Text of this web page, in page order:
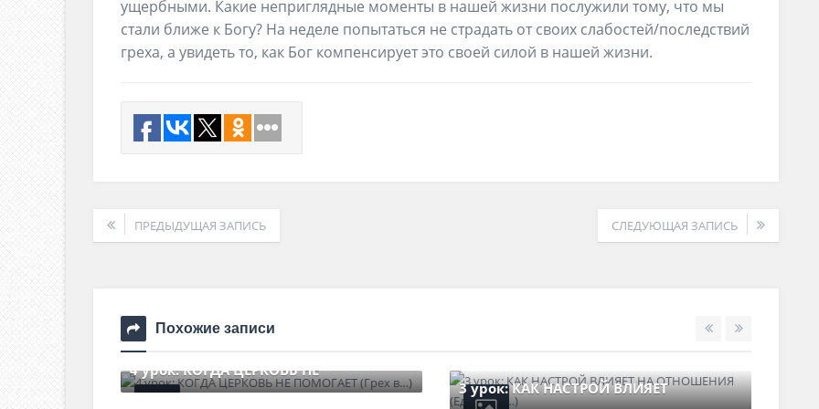
ущербными. Какие неприглядные моменты в нашей жизни послужили тому, что мы
стали ближе к Богу? На неделе попытаться не страдать от своих слабостей/последствий
греха, а увидеть то, как Бог компенсирует это своей силой в нашей жизни.
ПРЕДЫДУЩАЯ ЗАПИСЬ СЛЕДУЮЩАЯ ЗАПИСЬ
Похожие записи
4 урок: КОГДА ЦЕРКОВЬ НЕ
3 урок: КАК НАСТРОЙ ВЛИЯЕТ